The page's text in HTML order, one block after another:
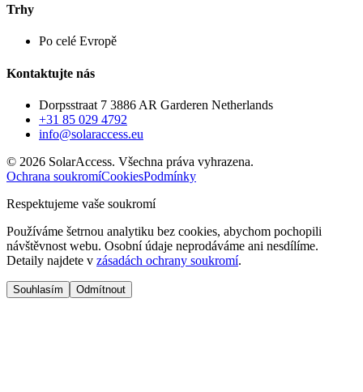
Trhy
Po celé Evropě
Kontaktujte nás
Dorpsstraat 7 3886 AR Garderen Netherlands
+31 85 029 4792
info@solaraccess.eu
© 2026 SolarAccess. Všechna práva vyhrazena.
Ochrana soukromíCookiesPodmínky
Respektujeme vaše soukromí
Používáme šetrnou analytiku bez cookies, abychom pochopili
návštěvnost webu. Osobní údaje neprodáváme ani nesdílíme.
Detaily najdete v zásadách ochrany soukromí.
Souhlasím Odmítnout